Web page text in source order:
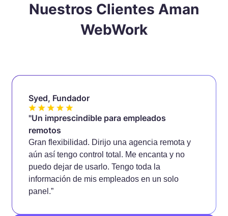
Nuestros Clientes Aman
WebWork
Syed, Fundador
"Un imprescindible para empleados
remotos
Gran flexibilidad. Dirijo una agencia remota y
aún así tengo control total. Me encanta y no
puedo dejar de usarlo. Tengo toda la
información de mis empleados en un solo
panel.”